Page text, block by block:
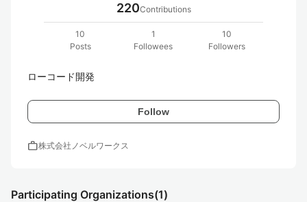
220Contributions
10
Posts
1
Followees
10
Followers
ローコード開発
Follow
work株式会社ノベルワークス
Participating Organizations(1)